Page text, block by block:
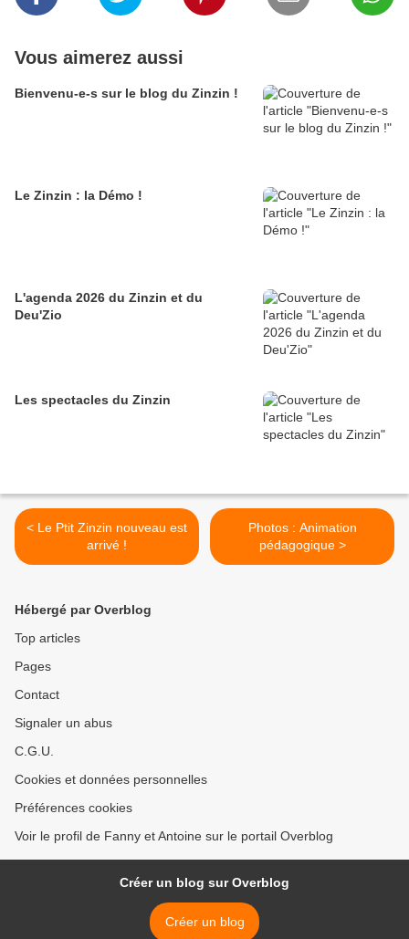
Vous aimerez aussi
Bienvenu-e-s sur le blog du Zinzin !
Le Zinzin : la Démo !
L'agenda 2026 du Zinzin et du
Deu'Zio
Les spectacles du Zinzin
< Le Ptit Zinzin nouveau est
arrivé !
Photos : Animation
pédagogique >
Hébergé par Overblog
Top articles
Pages
Contact
Signaler un abus
C.G.U.
Cookies et données personnelles
Préférences cookies
Voir le profil de Fanny et Antoine sur le portail Overblog
Créer un blog sur Overblog
Créer un blog